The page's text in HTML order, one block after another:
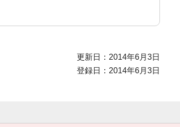
更新日：2014年6月3日
登録日：2014年6月3日